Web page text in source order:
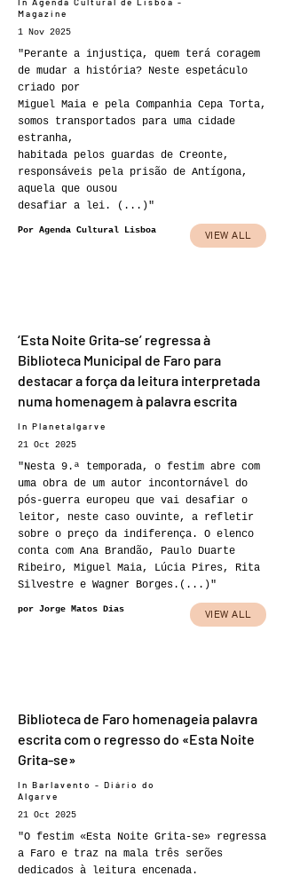
Magazine
1 Nov 2025
"Perante a injustiça, quem terá coragem
de mudar a história? Neste espetáculo
criado por
Miguel Maia e pela Companhia Cepa Torta,
somos transportados para uma cidade
estranha,
habitada pelos guardas de Creonte,
responsáveis pela prisão de Antígona,
aquela que ousou
desafiar a lei. (...)"
Por Agenda Cultural Lisboa
VIEW ALL
‘Esta Noite Grita-se’ regressa à
Biblioteca Municipal de Faro para
destacar a força da leitura interpretada
numa homenagem à palavra escrita
In Planetalgarve
21 Oct 2025
"Nesta 9.ª temporada, o festim abre com
uma obra de um autor incontornável do
pós-guerra europeu que vai desafiar o
leitor, neste caso ouvinte, a refletir
sobre o preço da indiferença. O elenco
conta com Ana Brandão, Paulo Duarte
Ribeiro, Miguel Maia, Lúcia Pires, Rita
Silvestre e Wagner Borges.(...)"
por Jorge Matos Dias
VIEW ALL
Biblioteca de Faro homenageia palavra
escrita com o regresso do «Esta Noite
Grita-se»
In Barlavento - Diário do
Algarve
21 Oct 2025
"O festim «Esta Noite Grita-se» regressa
a Faro e traz na mala três serões
dedicados à leitura encenada.